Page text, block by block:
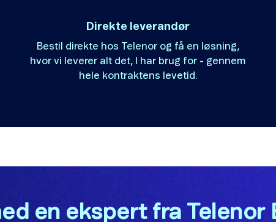
Direkte leverandør
Bestil direkte hos Telenor og få en løsning,
hvor vi leverer alt det, I har brug for - gennem
hele kontraktens levetid.